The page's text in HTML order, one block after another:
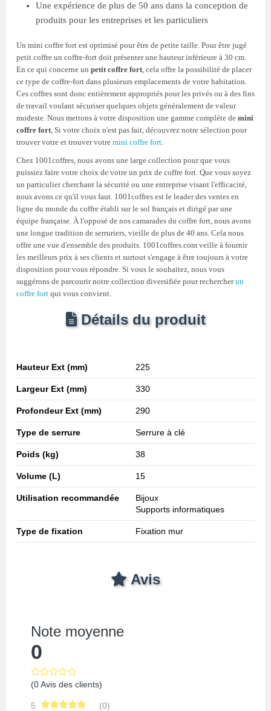
Une expérience de plus de 50 ans dans la conception de
produits pour les entreprises et les particuliers
Un mini coffre fort est optimisé pour être de petite taille. Pour être jugé
petit coffre un coffre-fort doit présenter une hauteur inférieure à 30 cm.
En ce qui concerne un petit coffre fort , cela offre la possibilité de placer
ce type de coffre-fort dans plusieurs emplacements de votre habitation.
Ces coffres sont donc entièrement appropriés pour les privés ou à des fins
de travail voulant sécuriser quelques objets généralement de valeur
modeste. Nous mettons à votre disposition une gamme complète de mini
coffre fort , Si votre choix n'est pas fait, découvrez notre sélection pour
trouver votre et trouver votre mini coffre fort
Chez 1001coffres, nous avons une large collection pour que vous
puissiez faire votre choix de votre un prix de coffre fort. Que vous soyez
un particulier cherchant la sécurité ou une entreprise visant l'efficacité,
nous avons ce qu'il vous faut. 1001coffres est le leader des ventes en
ligne du monde du coffre établi sur le sol français et dirigé par une
équipe française. À l'opposé de nos camarades du coffre fort, nous avons
une longue tradition de serruriers, vieille de plus de 40 ans. Cela nous
offre une vue d'ensemble des produits. 1001coffres.com veille à fournir
les meilleurs prix à ses clients et surtout s'engage à être toujours à votre
disposition pour vous répondre. Si vous le souhaitez, nous vous
suggérons de parcourir notre collection diversifiée pour rechercherun
coffre fort qui vous convient.
Détails du produit
Hauteur Ext (mm) 225
Largeur Ext (mm) 330
Profondeur Ext (mm) 290
Type de serrure Serrure à clé
Poids (kg) 38
Volume (L) 15
Utilisation recommandée
Bijoux
Supports informatiques
Type de fixation Fixation mur
Avis
Note moyenne
0
(0 Avis des clients)
5
(0)